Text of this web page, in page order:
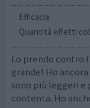
Efficacia
Quantità effetti
Lo prendo contro
grande! Ho
sono più leggeri
contenta. Ho